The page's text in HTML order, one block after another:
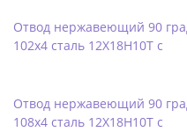
Отвод нержавеющий 90
102х4 сталь 12Х18Н10Т с
Отвод нержавеющий 90
108х4 сталь 12Х18Н10Т с